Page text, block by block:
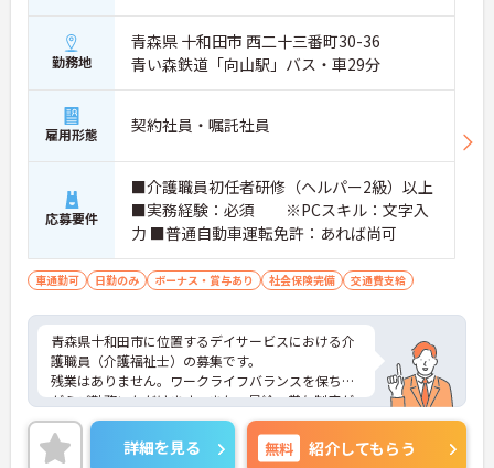
勤務地
青森県 十和田市 西二十三番町30-36
青い森鉄道「向山駅」バス・車29分
雇用形態 契約社員・嘱託社員
応募要件
■介護職員初任者研修（ヘルパー2級）以上
■実務経験：必須 ※PCスキル：文字入
力 ■普通自動車運転免許：あれば尚可
車通勤可 日勤のみ ボーナス・賞与あり 社会保険完備 交通費支給
青森県十和田市に位置するデイサービスにおける介
護職員（介護福祉士）の募集です。
残業はありません。ワークライフバランスを保ちな
がらご勤務いただけます。また、昇給・賞与制度が
あり、頑張りがきちんと評価される環境です。
ご興味のある方には、面接対策ポイントなど、さら
に詳細をご案内しますのでお気軽にご相談くださ
詳細を見る 無料 紹介してもらう